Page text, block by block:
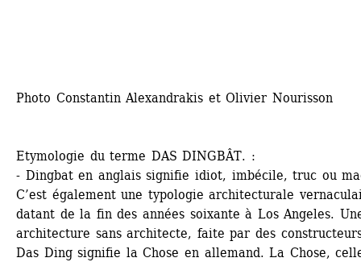
Photo Constantin Alexandrakis et Olivier Nourisson
Etymologie du terme DAS DINGBÂT. :
- Dingbat en anglais signifie idiot, imbécile, truc ou
C’est également une typologie architecturale
datant de la fin des années soixante à Los Angeles.
architecture sans architecte, faite par des
Das Ding signifie la Chose en allemand. La Chose,